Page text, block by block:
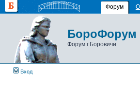
Форум
БороФорум
Форум г.Боровичи
Вход